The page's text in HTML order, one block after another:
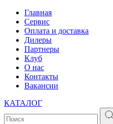
Главная
Сервис
Оплата и доставка
Дилеры
Партнеры
Клуб
О нас
Контакты
Вакансии
КАТАЛОГ